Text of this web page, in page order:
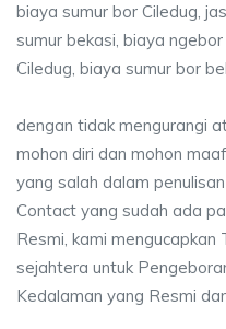
biaya sumur bor Ciledug,
sumur bekasi, biaya
Ciledug, biaya sumur bor
dengan tidak mengurangi
mohon diri dan mohon
yang salah dalam
Contact yang sudah ada
Resmi, kami
sejahtera untuk
Kedalaman yang Resmi